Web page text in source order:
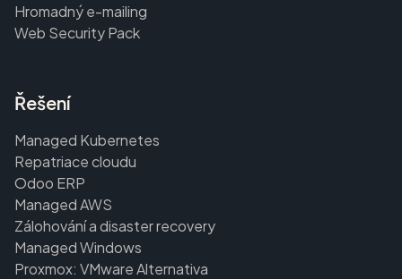
Hromadný e-mailing
Web Security Pack
Řešení
Managed Kubernetes
Repatriace cloudu
Odoo ERP
Managed AWS
Zálohování a disaster recovery
Managed Windows
Proxmox: VMware Alternativa